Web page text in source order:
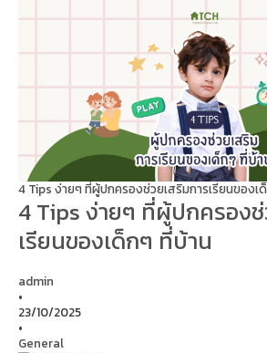
4 Tips ง่ายๆ ที่ผู้ปกครองช่วยเสริมการเรียนของเ
4 Tips ง่ายๆ ที่ผู้ปกครองช่
เรียนของเด็กๆ ที่บ้าน
admin
•
23/10/2025
•
General